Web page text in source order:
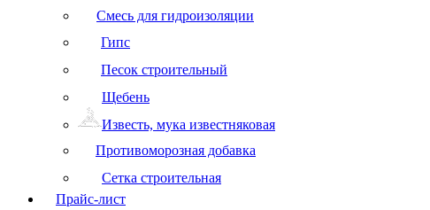
Смесь для гидроизоляции
Гипс
Песок строительный
Щебень
Известь, мука известняковая
Противоморозная добавка
Сетка строительная
Прайс-лист